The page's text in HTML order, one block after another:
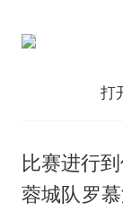
打
比赛进行
蓉城队罗